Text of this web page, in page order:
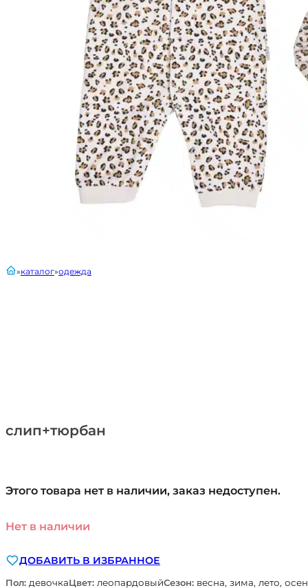
слип+тюрбан
главнаякаталог одежда
Этого товара нет в наличии, заказ недоступен.
Нет в наличии
ДОБАВИТЬ В ИЗБРАННОЕ
Пол: девочкаЦвет: леопардовыйСезон: весна, зима, лето,